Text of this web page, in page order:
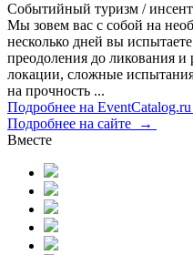
Событийный туризм /
Мы зовем вас с собой на
несколько дней вы
преодоления до ликования
локации, сложные
на прочность ...
Подробнее на
Подробнее на сайте →
Вместе